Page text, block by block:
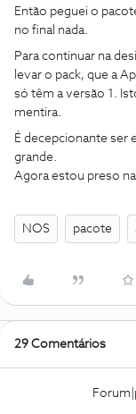
Então peguei o
no final nada.
Para continuar na
levar o pack, que a
só têm a versão 1.
mentira.
É decepcionante ser
grande.
Agora estou preso
NOS pacote
29 Comentários